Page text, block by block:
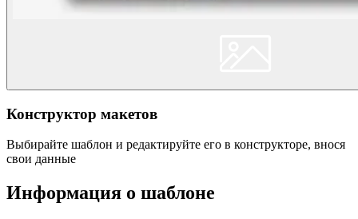
Конструктор макетов
Выбирайте шаблон и редактируйте его в конструкторе, внося
свои данные
Информация о шаблоне